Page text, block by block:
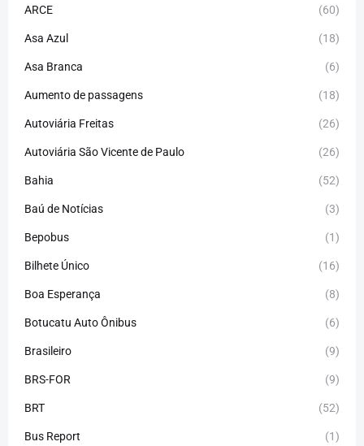
ARCE (60)
Asa Azul (18)
Asa Branca (6)
Aumento de passagens (18)
Autoviária Freitas (26)
Autoviária São Vicente de Paulo (26)
Bahia (52)
Baú de Notícias (3)
Bepobus (1)
Bilhete Único (16)
Boa Esperança (8)
Botucatu Auto Ônibus (6)
Brasileiro (9)
BRS-FOR (9)
BRT (52)
Bus Report (1)